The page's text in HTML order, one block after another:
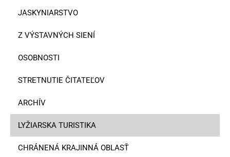
JASKYNIARSTVO
Z VÝSTAVNÝCH SIENÍ
OSOBNOSTI
STRETNUTIE ČITATEĽOV
ARCHÍV
LYŽIARSKA TURISTIKA
CHRÁNENÁ KRAJINNÁ OBLASŤ